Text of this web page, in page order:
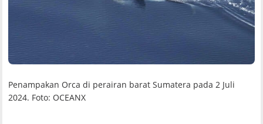
Penampakan Orca di perairan barat Sumatera pada 2 Juli
2024. Foto: OCEANX